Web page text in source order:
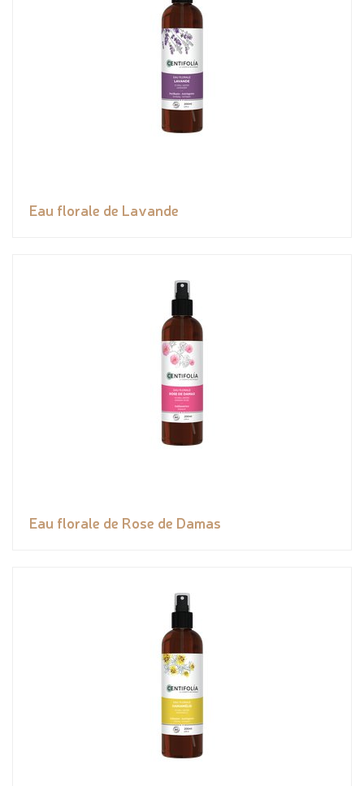
Eau florale de Lavande
Eau florale de Rose de Damas